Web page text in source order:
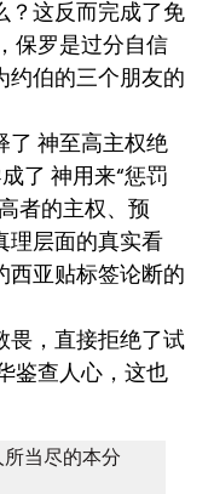
？这反而完成了免
保罗是过分自信
约伯的三个朋友的
了 神至高主权绝
了 神用来“惩罚
者的主权、预
理层面的真实看
西亚贴标签论断的
畏，直接拒绝了试
鉴查人心，这也
当尽的本分